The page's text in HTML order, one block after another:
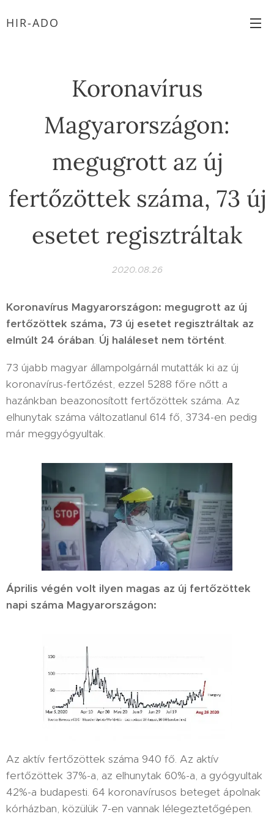
HIR-ADO
Koronavírus
Magyarországon:
megugrott az új
fertőzöttek száma, 73 új
esetet regisztráltak
2020.08.26
Koronavírus Magyarországon: megugrott az új
fertőzöttek száma, 73 új esetet regisztráltak az
elmúlt 24 órában. Új haláleset nem történt.
73 újabb magyar állampolgárnál mutatták ki az új
koronavírus-fertőzést, ezzel 5288 főre nőtt a
hazánkban beazonosított fertőzöttek száma. Az
elhunytak száma változatlanul 614 fő, 3734-en pedig
már meggyógyultak.
Április végén volt ilyen magas az új fertőzöttek
napi száma Magyarországon:
Az aktív fertőzöttek száma 940 fő. Az aktív
fertőzöttek 37%-a, az elhunytak 60%-a, a gyógyultak
42%-a budapesti. 64 koronavírusos beteget ápolnak
kórházban, közülük 7-en vannak lélegeztetőgépen.